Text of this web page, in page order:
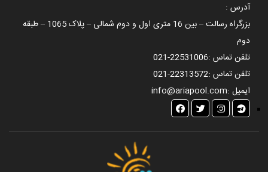
آدرس :
بزرگراه رسالت – بین 16 متری اول و دوم شمالی – پلاک 1065 – طبقه
دوم
تلفن تماس :021-22531006
تلفن تماس :021-22313572
ایمیل :info@ariapool.com